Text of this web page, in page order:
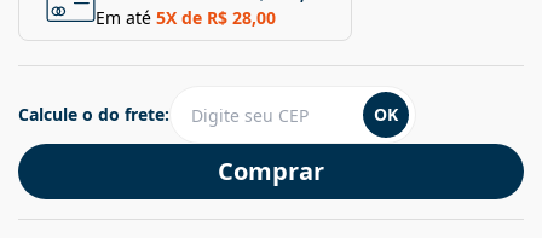
Em até 5X de R$ 28,00
Comprar
Calcule o do frete: OK